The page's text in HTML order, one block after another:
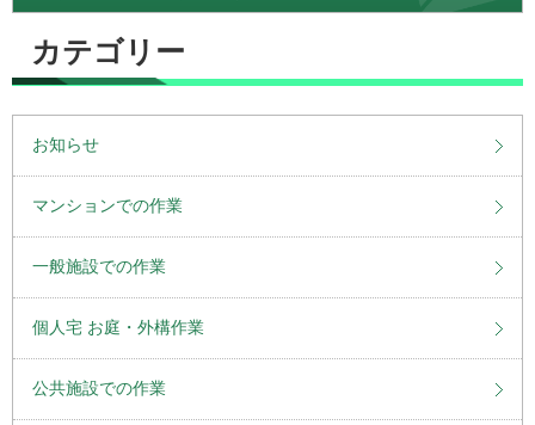
カテゴリー
お知らせ
マンションでの作業
一般施設での作業
個人宅 お庭・外構作業
公共施設での作業